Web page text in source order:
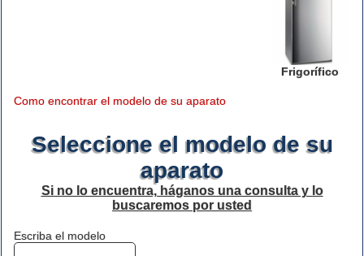
Frigorífico
Como encontrar el modelo de su aparato
Seleccione el modelo de su
aparato
Si no lo encuentra, háganos una consulta y lo
buscaremos por usted
Escriba el modelo